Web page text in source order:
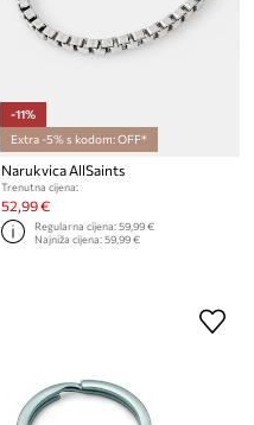
-11%
Extra -5% s kodom: OFF*
Narukvica AllSaints
Trenutna cijena:
52,99 €
Regularna cijena:59,99 €
Najniža cijena:59,99 €